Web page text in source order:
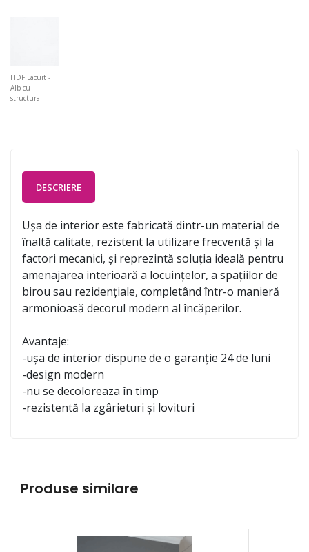
HDF Lacuit -
Alb cu
structura
DESCRIERE
Ușa de interior este fabricată dintr-un material de
înaltă calitate, rezistent la utilizare frecventă și la
factori mecanici, și reprezintă soluția ideală pentru
amenajarea interioară a locuințelor, a spațiilor de
birou sau rezidențiale, completând într-o manieră
armonioasă decorul modern al încăperilor.
Avantaje:
-ușa de interior dispune de o garanție 24 de luni
-design modern
-nu se decoloreaza în timp
-rezistentă la zgârieturi și lovituri
Produse similare